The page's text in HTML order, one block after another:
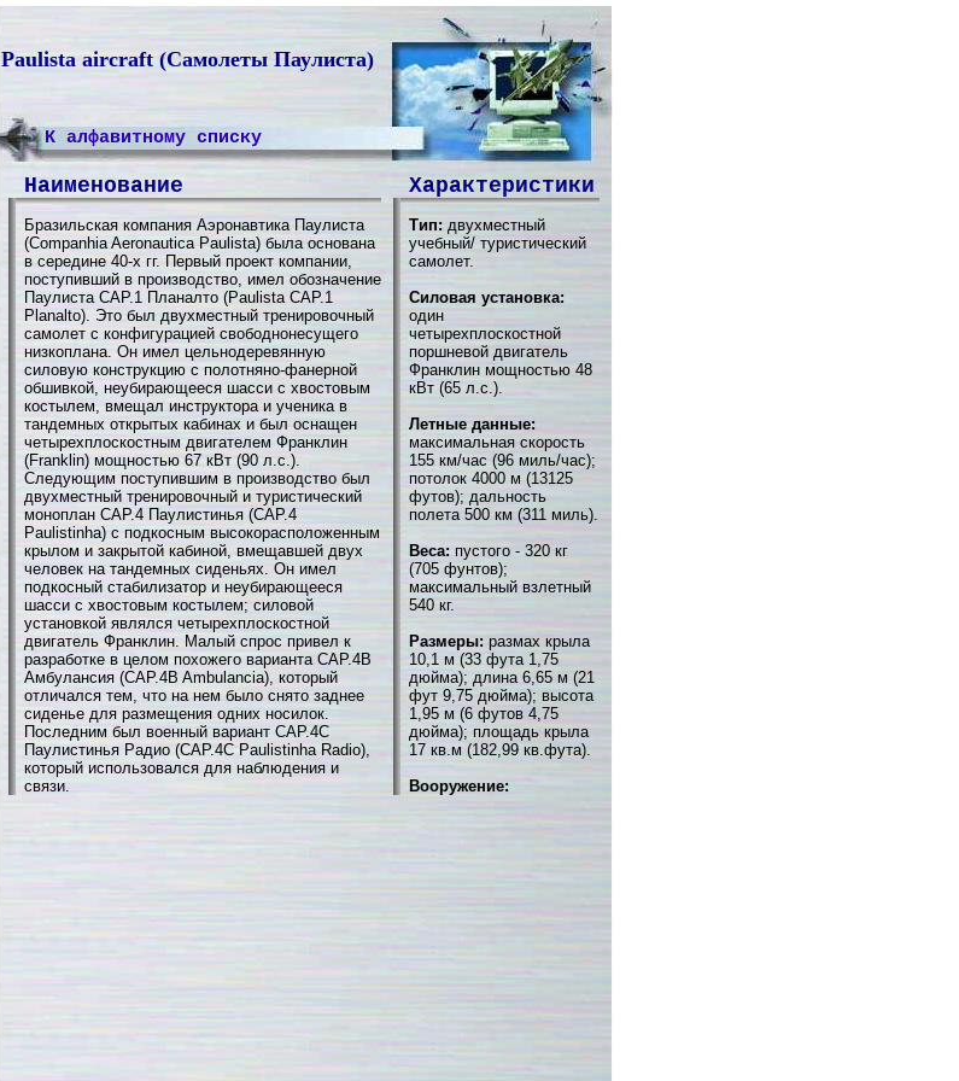
Paulista aircraft (Самолеты Паулиста)
К алфавитному списку
Наименование Характеристики
Бразильская компания Аэронавтика Паулиста
(Companhia Aeronautica Paulista) была основана
в середине 40-х гг. Первый проект компании,
поступивший в производство, имел обозначение
Паулиста САР.1 Планалто (Paulista САР.1
Planalto). Это был двухместный тренировочный
самолет с конфигурацией свободнонесущего
низкоплана. Он имел цельнодеревянную
силовую конструкцию с полотняно-фанерной
обшивкой, неубирающееся шасси с хвостовым
костылем, вмещал инструктора и ученика в
тандемных открытых кабинах и был оснащен
четырехплоскостным двигателем Франклин
(Franklin) мощностью 67 кВт (90 л.с.).
Следующим поступившим в производство был
двухместный тренировочный и туристический
моноплан САР.4 Паулистинья (CAP.4
Paulistinha) с подкосным высокорасположенным
крылом и закрытой кабиной, вмещавшей двух
человек на тандемных сиденьях. Он имел
подкосный стабилизатор и неубирающееся
шасси с хвостовым костылем; силовой
установкой являлся четырехплоскостной
двигатель Франклин. Малый спрос привел к
разработке в целом похожего варианта САР.4В
Амбулансия (CAP.4B Ambulancia), который
отличался тем, что на нем было снято заднее
сиденье для размещения одних носилок.
Последним был военный вариант САР.4С
Паулистинья Радио (CAP.4С Paulistinha Radio),
который использовался для наблюдения и
связи.
Тип: двухместный
учебный/ туристический
самолет.
Силовая установка:
один
четырехплоскостной
поршневой двигатель
Франклин мощностью 48
кВт (65 л.с.).
Летные данные:
максимальная скорость
155 км/час (96 миль/час);
потолок 4000 м (13125
футов); дальность
полета 500 км (311 миль).
Веса: пустого - 320 кг
(705 фунтов);
максимальный взлетный
540 кг.
Размеры: размах крыла
10,1 м (33 фута 1,75
дюйма); длина 6,65 м (21
фут 9,75 дюйма); высота
1,95 м (6 футов 4,75
дюйма); площадь крыла
17 кв.м (182,99 кв.фута).
Вооружение: